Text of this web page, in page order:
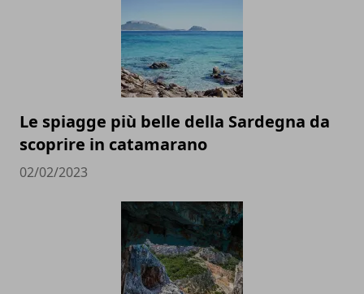
Le spiagge più belle della Sardegna da
scoprire in catamarano
02/02/2023